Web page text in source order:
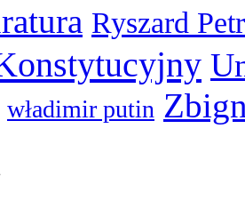
Ryszard
władimir putin